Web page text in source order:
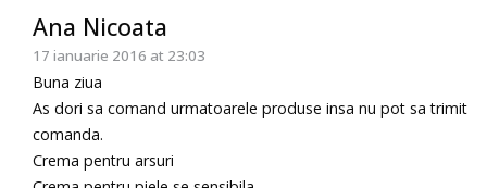
Ana Nicoata
17 ianuarie 2016 at 23:03
Buna ziua
As dori sa comand urmatoarele produse insa nu pot sa trimit
comanda.
Crema pentru arsuri